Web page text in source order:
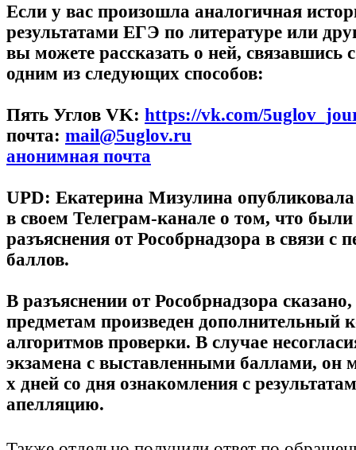
Если у вас произошла аналогичная
результатами ЕГЭ по литературе или
вы можете рассказать о ней, связавшись
одним из следующих способов:
Пять Углов VK: https://vk.com/
почта: mail@5uglov.ru
анонимная почта
UPD: Екатерина Мизулина
в своем Телеграм-канале о том, что
разъяснения от Рособрнадзора в связи с
баллов.
В разъяснении от Рособрнадзора
предметам произведен дополнительный
алгоритмов проверки. В случае
экзамена с выставленными баллами, он
х дней со дня ознакомления с
апелляцию.